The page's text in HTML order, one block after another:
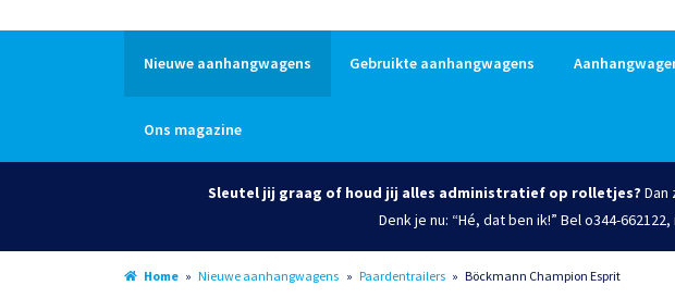
Nieuwe aanhangwagens Gebruikte aanhangwagens
Ons magazine
Sleutel jij graag of houd jij alles administratief op rolletjes? Dan
Denk je nu: “Hé, dat ben ik!” Bel o344-
Home » Nieuwe aanhangwagens » Paardentrailers » Böckmann Champion Esprit